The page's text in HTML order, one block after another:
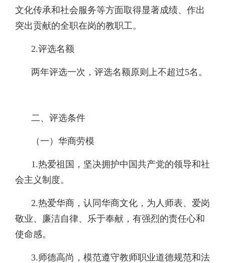
文化传承和社会服务等方面取得显著成绩、作出
突出贡献的全职在岗的教职工。
2.评选名额
两年评选一次，评选名额原则上不超过5名。
二、评选条件
（一）华商劳模
1.热爱祖国，坚决拥护中国共产党的领导和社
会主义制度。
2.热爱华商，认同华商文化，为人师表、爱岗
敬业、廉洁自律、乐于奉献，有强烈的责任心和
使命感。
3.师德高尚，模范遵守教师职业道德规范和法